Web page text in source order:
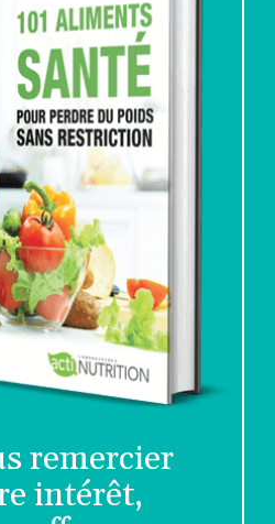
remercier
intérêt,